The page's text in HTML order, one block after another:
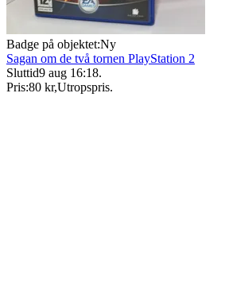
Badge på objektet:Ny
Sagan om de två tornen PlayStation 2
Sluttid9 aug 16:18.
Pris:80 kr,Utropspris.